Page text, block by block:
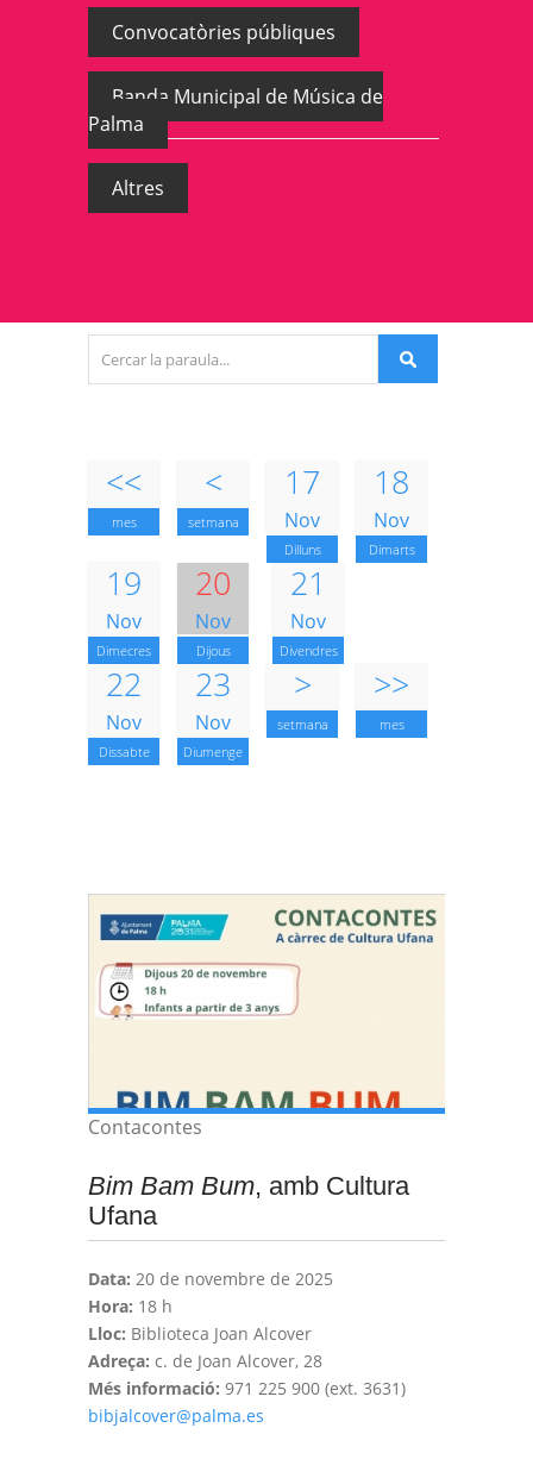
Convocatòries públiques
Banda Municipal de Música de
Palma
Altres
<<
mes
<
setmana
17
Nov
Dilluns
18
Nov
Dimarts
19
Nov
Dimecres
20
Nov
Dijous
21
Nov
Divendres
22
Nov
Dissabte
23
Nov
Diumenge
>
setmana
>>
mes
Contacontes
Bim Bam Bum, amb Cultura
Ufana
Data: 20 de novembre de 2025
Hora: 18 h
Lloc: Biblioteca Joan Alcover
Adreça: c. de Joan Alcover, 28
Més informació: 971 225 900 (ext. 3631)
bibjalcover@palma.es